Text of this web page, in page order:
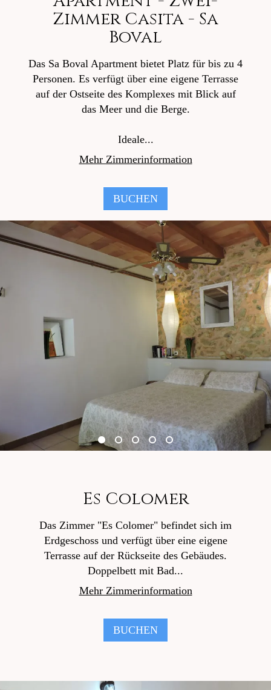
Zimmer Casita - Sa
Boval
Das Sa Boval Apartment bietet Platz für bis zu 4
Personen. Es verfügt über eine eigene Terrasse
auf der Ostseite des Komplexes mit Blick auf
das Meer und die Berge.
Ideale...
Mehr Zimmerinformation
BUCHEN
Es Colomer
Das Zimmer "Es Colomer" befindet sich im
Erdgeschoss und verfügt über eine eigene
Terrasse auf der Rückseite des Gebäudes.
Doppelbett mit Bad...
Mehr Zimmerinformation
BUCHEN